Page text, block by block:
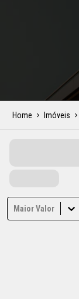
Home Imóveis
Maior Valor